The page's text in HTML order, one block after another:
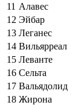
11 Алавес
12 Эйбар
13 Леганес
14 Вильярреал
15 Леванте
16 Сельта
17 Вальядолид
18 Жирона